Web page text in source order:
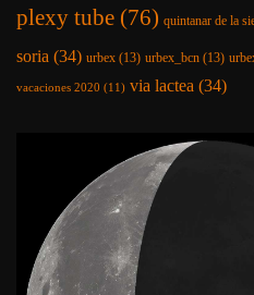
plexy tube (76) quintanar de la
soria (34) urbex (13) urbex_bcn (13)
vacaciones 2020 (11) via lactea (34)